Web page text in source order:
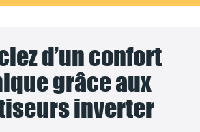
d’un confort
grâce aux
inverter